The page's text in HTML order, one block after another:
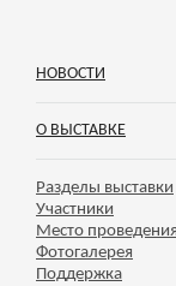
НОВОСТИ
О ВЫСТАВКЕ
Разделы выставки
Участники
Место проведения
Фотогалерея
Поддержка